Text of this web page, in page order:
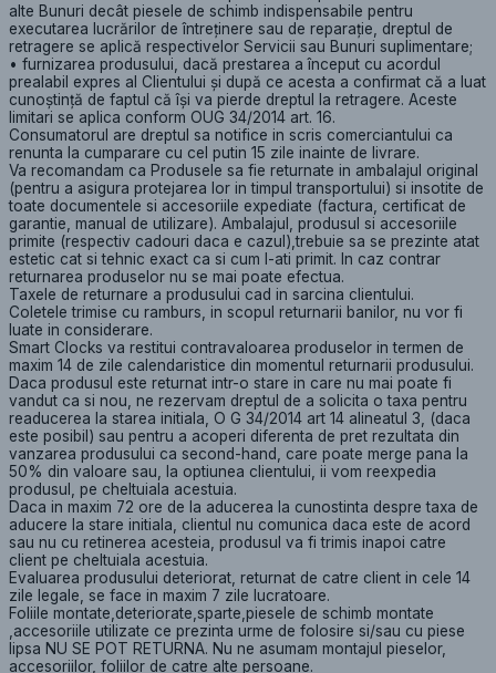
alte Bunuri decât piesele de schimb indispensabile pentru
executarea lucrărilor de întreţinere sau de reparaţie, dreptul de
retragere se aplică respectivelor Servicii sau Bunuri suplimentare;
• furnizarea produsului, dacă prestarea a început cu acordul
prealabil expres al Clientului şi după ce acesta a confirmat că a luat
cunoştinţă de faptul că îşi va pierde dreptul la retragere. Aceste
limitari se aplica conform OUG 34/2014 art. 16.
Consumatorul are dreptul sa notifice in scris comerciantului ca
renunta la cumparare cu cel putin 15 zile inainte de livrare.
Va recomandam ca Produsele sa fie returnate in ambalajul original
(pentru a asigura protejarea lor in timpul transportului) si insotite de
toate documentele si accesoriile expediate (factura, certificat de
garantie, manual de utilizare). Ambalajul, produsul si accesoriile
primite (respectiv cadouri daca e cazul),trebuie sa se prezinte atat
estetic cat si tehnic exact ca si cum l-ati primit. In caz contrar
returnarea produselor nu se mai poate efectua.
Taxele de returnare a produsului cad in sarcina clientului.
Coletele trimise cu ramburs, in scopul returnarii banilor, nu vor fi
luate in considerare.
Smart Clocks va restitui contravaloarea produselor in termen de
maxim 14 de zile calendaristice din momentul returnarii produsului.
Daca produsul este returnat intr-o stare in care nu mai poate fi
vandut ca si nou, ne rezervam dreptul de a solicita o taxa pentru
readucerea la starea initiala, O G 34/2014 art 14 alineatul 3, (daca
este posibil) sau pentru a acoperi diferenta de pret rezultata din
vanzarea produsului ca second-hand, care poate merge pana la
50% din valoare sau, la optiunea clientului, ii vom reexpedia
produsul, pe cheltuiala acestuia.
Daca in maxim 72 ore de la aducerea la cunostinta despre taxa de
aducere la stare initiala, clientul nu comunica daca este de acord
sau nu cu retinerea acesteia, produsul va fi trimis inapoi catre
client pe cheltuiala acestuia.
Evaluarea produsului deteriorat, returnat de catre client in cele 14
zile legale, se face in maxim 7 zile lucratoare.
Foliile montate,deteriorate,sparte,piesele de schimb montate
,accesoriile utilizate ce prezinta urme de folosire si/sau cu piese
lipsa NU SE POT RETURNA. Nu ne asumam montajul pieselor,
accesoriilor, foliilor de catre alte persoane.